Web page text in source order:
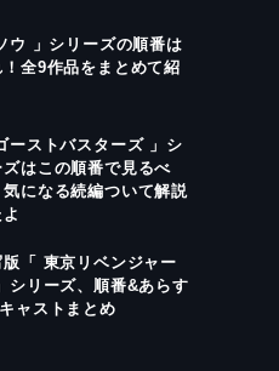
ウ 」シリーズの順番は
！全9作品をまとめて紹
ーストバスターズ 」シ
ズはこの順番で見るべ
気になる続編ついて解説
版「 東京リベンジャー
シリーズ、順番&あらす
ャストまとめ